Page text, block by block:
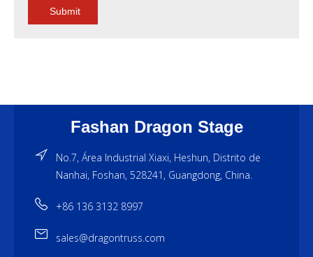
Submit
Fashan Dragon Stage
No.7, Área Industrial Xiaxi, Heshun, Distrito de
Nanhai, Foshan, 528241, Guangdong, China.
+86 136 3132 8997
sales@dragontruss.com